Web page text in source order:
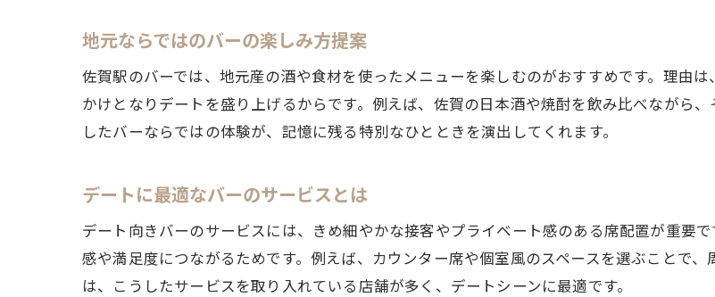
思い出作りに最適なバーの活用術
佐賀駅バーで心に残る夜を過ごす
地元ならではのバーの楽しみ方提案
佐賀駅のバーでは、地元産の酒や食材を使ったメニューを楽しむのがおすすめです。理由
かけとなりデートを盛り上げるからです。例えば、佐賀の日本酒や焼酎を飲み比べながら
したバーならではの体験が、記憶に残る特別なひとときを演出してくれます。
デートに最適なバーのサービスとは
デート向きバーのサービスには、きめ細やかな接客やプライベート感のある席配置が重要
感や満足度につながるためです。例えば、カウンター席や個室風のスペースを選ぶことで
は、こうしたサービスを取り入れている店舗が多く、デートシーンに最適です。